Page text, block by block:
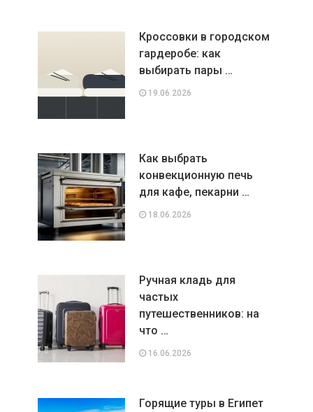
Кроссовки в городском
гардеробе: как
выбирать пары …
19.06.2026
Как выбрать
конвекционную печь
для кафе, пекарни …
18.06.2026
Ручная кладь для
частых
путешественников: на
что …
16.06.2026
Горящие туры в Египет